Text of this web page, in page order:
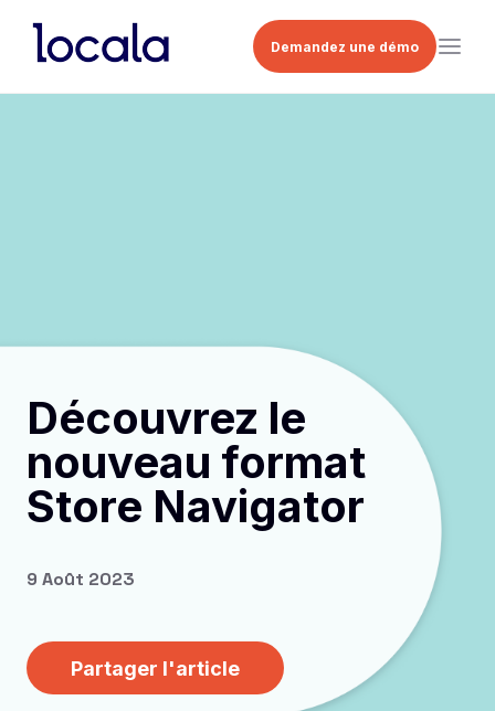
Demandez une démo
Découvrez le
nouveau format
Store Navigator
9 Août 2023
Partager l'article